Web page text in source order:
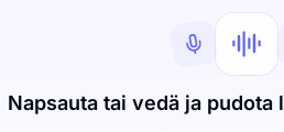
Napsauta tai vedä ja